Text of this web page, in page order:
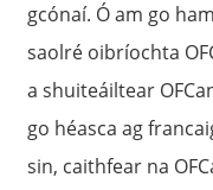
gcónaí. Ó am go
saolré oibríochta
a shuiteáiltear
go héasca ag
sin, caithfear na